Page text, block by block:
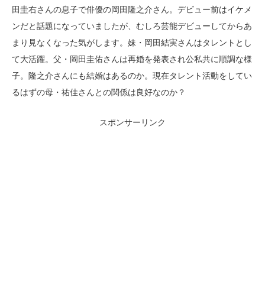
田圭右さんの息子で俳優の岡田隆之介さん。デビュー前はイケメ
ンだと話題になっていましたが、むしろ芸能デビューしてからあ
まり見なくなった気がします。妹・岡田結実さんはタレントとし
て大活躍。父・岡田圭佑さんは再婚を発表され公私共に順調な様
子。隆之介さんにも結婚はあるのか。現在タレント活動をしてい
るはずの母・祐佳さんとの関係は良好なのか？
スポンサーリンク